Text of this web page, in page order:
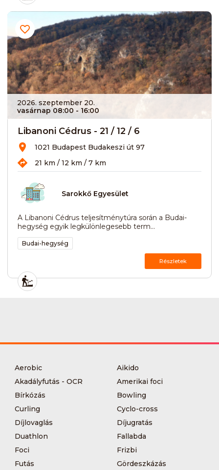
2026. szeptember 20.
vasárnap 08:00 - 16:00
Libanoni Cédrus - 21 / 12 / 6
1021 Budapest Budakeszi út 97
21 km / 12 km / 7 km
Sarokkő Egyesület
A Libanoni Cédrus teljesítménytúra során a Budai-
hegység egyik legkülönlegesebb term...
Budai-hegység
Részletek
Aerobic
Aikido
Akadályfutás - OCR
Amerikai foci
Bírkózás
Bowling
Curling
Cyclo-cross
Díjlovaglás
Díjugratás
Duathlon
Fallabda
Foci
Frizbi
Futás
Gördeszkázás